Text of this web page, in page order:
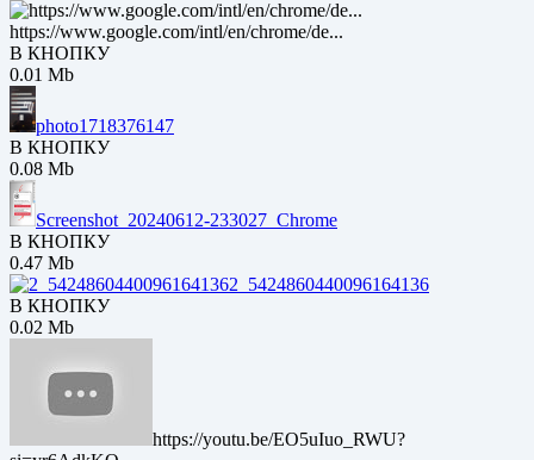
https://www.google.com/intl/en/chrome/de...
В КНОПКУ
0.01 Mb
photo1718376147
В КНОПКУ
0.08 Mb
Screenshot_20240612-233027_Chrome
В КНОПКУ
0.47 Mb
2_5424860440096164136
В КНОПКУ
0.02 Mb
https://youtu.be/EO5uIuo_RWU?